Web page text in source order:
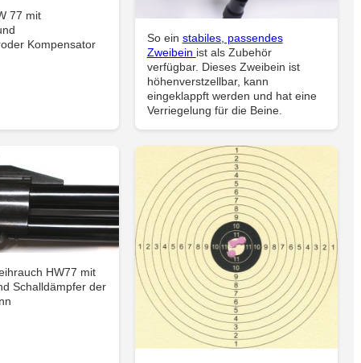
77 mit
Kompensator
So ein stabiles, passendes
Zweibein ist als Zubehör
verfügbar. Dieses Zweibein ist
höhenverstzellbar, kann
eingeklappft werden und hat eine
Verriegelung für die Beine.
HW77 mit
Schalldämpfer der